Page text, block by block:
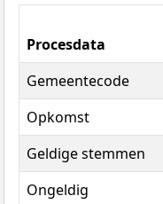
Procesdata
Gemeentecode
Opkomst
Geldige stemmen
Ongeldig